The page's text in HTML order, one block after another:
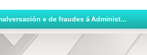
e de fraudes á Administ...